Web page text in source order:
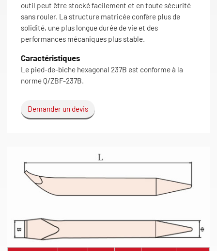
outil peut être stocké facilement et en toute sécurité
sans rouler. La structure matricée confère plus de
solidité, une plus longue durée de vie et des
performances mécaniques plus stable.
Caractéristiques
Le pied-de-biche hexagonal 237B est conforme à la
norme Q/ZBF-237B.
Demander un devis